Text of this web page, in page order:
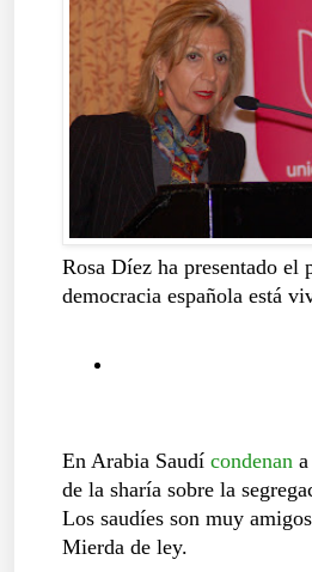
Rosa Díez ha presentado
democracia española está
En Arabia Saudí condenan
de la sharía sobre la
Los saudíes son muy
Mierda de ley.